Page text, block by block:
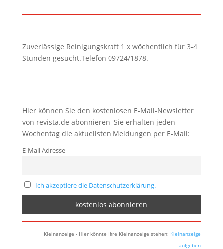
Zuverlässige Reinigungskraft 1 x wöchentlich für 3-4
Stunden gesucht.Telefon 09724/1878.
Hier können Sie den kostenlosen E-Mail-Newsletter
von revista.de abonnieren. Sie erhalten jeden
Wochentag die aktuellsten Meldungen per E-Mail:
E-Mail Adresse
Ich akzeptiere die Datenschutzerklärung.
Kleinanzeige - Hier könnte Ihre Kleinanzeige stehen: Kleinanzeige
aufgeben